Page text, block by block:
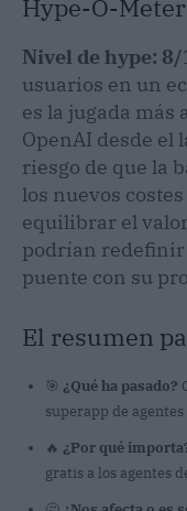
Hype-O-Meter
Nivel de hype: 8/
usuarios en un
es la jugada
OpenAI desde el
riesgo de que la
los nuevos
equilibrar el
podrían redefinir
puente con su
El resumen
🎯 ¿Qué ha pasado?
superapp de
🔥 ¿Por qué
gratis a los agentes